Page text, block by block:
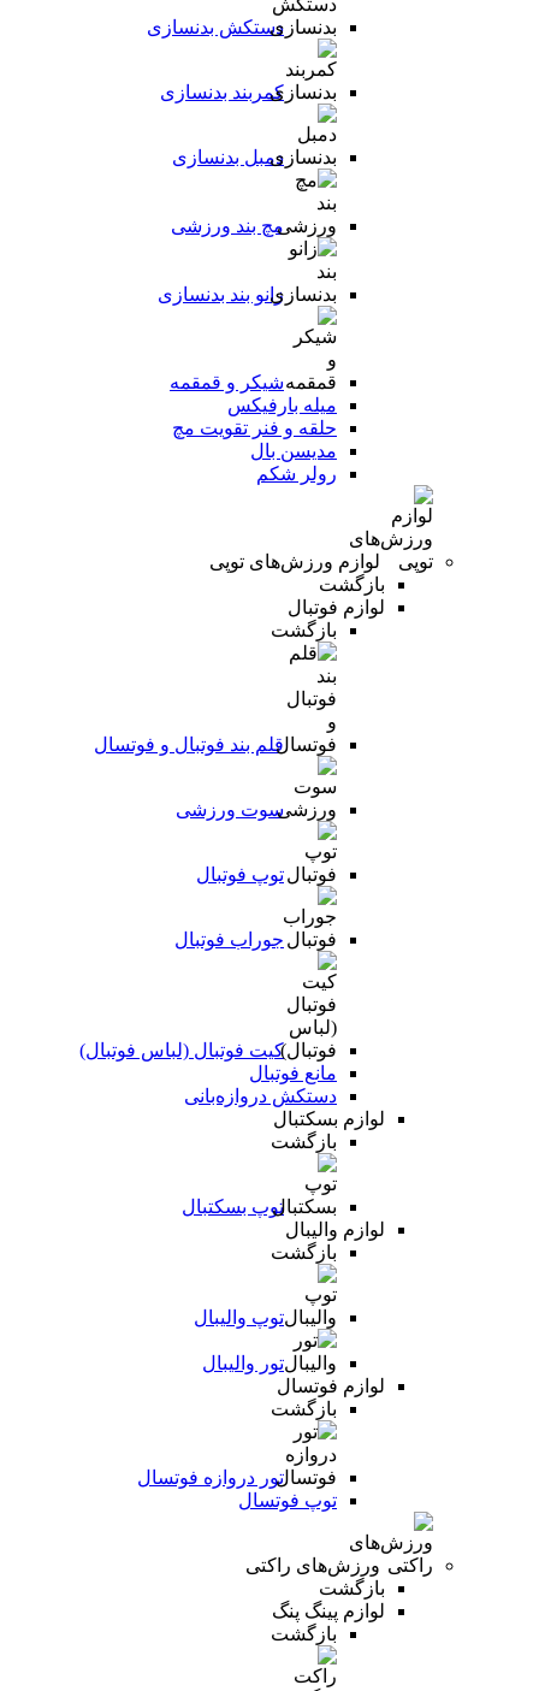
دستکش بدنسازی
کمربند بدنسازی
دمبل بدنسازی
مچ بند ورزشی
زانو بند بدنسازی
شیکر و قمقمه
میله بارفیکس
حلقه و فنر تقویت مچ
مدیسن بال
رولر شکم
لوازم ورزش‌های توپی
بازگشت
لوازم فوتبال
بازگشت
قلم بند فوتبال و فوتسال
سوت ورزشی
توپ فوتبال
جوراب فوتبال
کیت فوتبال (لباس فوتبال)
مانع فوتبال
دستکش دروازه‌بانی
لوازم بسکتبال
بازگشت
توپ بسکتبال
لوازم والیبال
بازگشت
توپ والیبال
تور والیبال
لوازم فوتسال
بازگشت
تور دروازه فوتسال
توپ فوتسال
ورزش‌های راکتی
بازگشت
لوازم پینگ پنگ
بازگشت